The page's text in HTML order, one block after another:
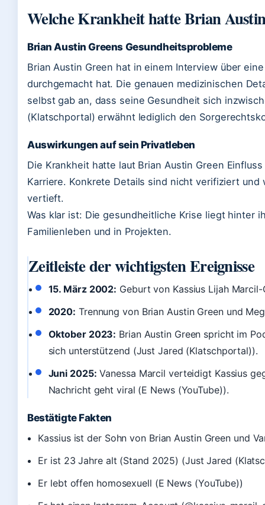
Welche Krankheit hatte Brian
Brian Austin Greens Gesundheitsprobleme
Brian Austin Green hat in einem Interview über
durchgemacht hat. Die genauen medizinischen
selbst gab an, dass seine Gesundheit sich
(Klatschportal) erwähnt lediglich den
Auswirkungen auf sein Privatleben
Die Krankheit hatte laut Brian Austin Green
Karriere. Konkrete Details sind nicht verifiziert
vertieft.
Was klar ist: Die gesundheitliche Krise liegt hinter
Familienleben und in Projekten.
Zeitleiste der wichtigsten Ereignisse
15. März 2002: Geburt von Kassius Lijah
2020: Trennung von Brian Austin Green und
Oktober 2023: Brian Austin Green spricht im
sich unterstützend (Just Jared (Klatschportal)).
Juni 2025: Vanessa Marcil verteidigt Kassius
Nachricht geht viral (E News (YouTube)).
Bestätigte Fakten
Kassius ist der Sohn von Brian Austin Green und
Er ist 23 Jahre alt (Stand 2025) (Just Jared
Er lebt offen homosexuell (E News (YouTube))